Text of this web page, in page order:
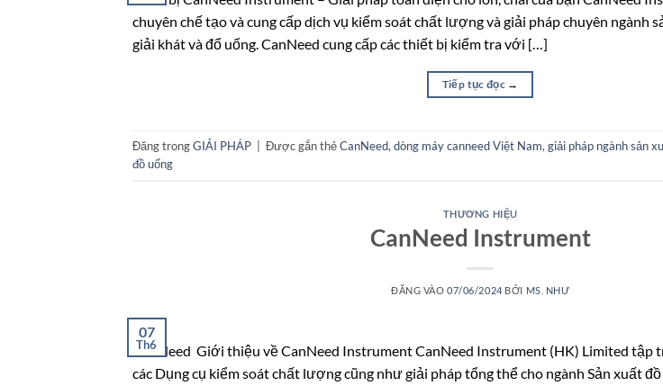
chuyên chế tạo và cung cấp dịch vụ kiểm soát chất lượng và giải pháp chuyên ngành
giải khát và đổ uống. CanNeed cung cấp các thiết bị kiểm tra với […]
Tiếp tục đọc →
Đăng trongGIẢI PHÁP Được gắn thẻCanNeed, dòng máy canneed Việt Nam, giải pháp ngành sản
đồ uống
THƯƠNG HIỆU
CanNeed Instrument
ĐĂNG VÀO07/06/2024 BỞI MS. NHƯ
07
Th6
CanNeed Giới thiệu về CanNeed Instrument CanNeed Instrument (HK) Limited tập
các Dụng cụ kiểm soát chất lượng cũng như giải pháp tổng thể cho ngành Sản xuất